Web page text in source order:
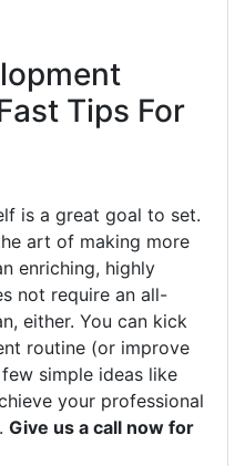
Tips For
is a great goal to set.
art of making more
enriching, highly
not require an all-
either. You can kick
routine (or improve
simple ideas like
your professional
Give us a call now for